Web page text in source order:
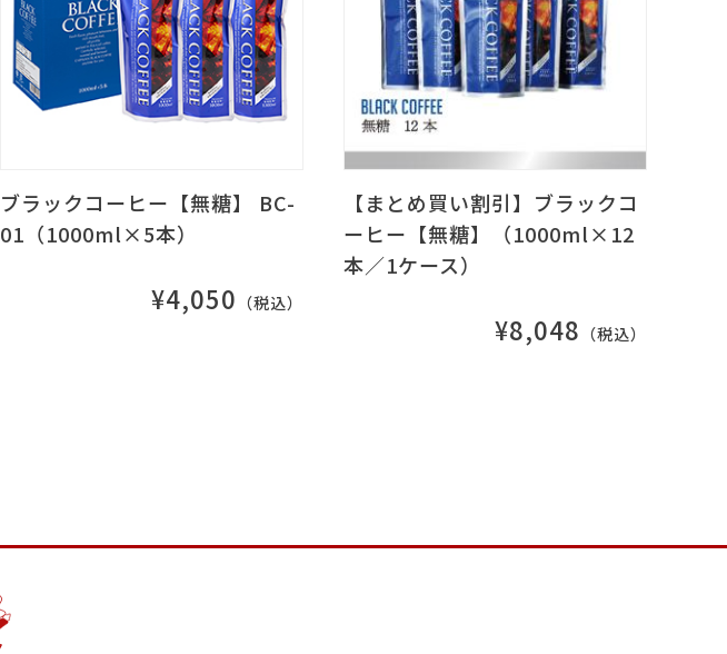
ブラックコーヒー【無糖】 BC-
01（1000ml×5本）
¥4,050 （税込）
【まとめ買い割引】ブラックコ
ーヒー【無糖】（1000ml×12
本／1ケース）
¥8,048 （税込）